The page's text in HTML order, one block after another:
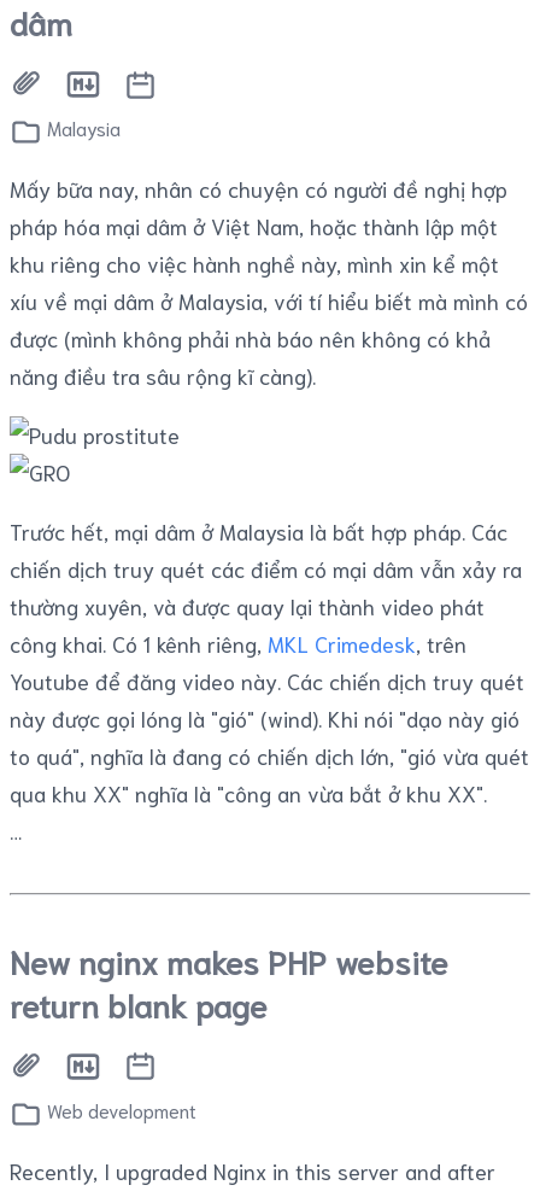
dâm
Malaysia
Mấy bữa nay, nhân có chuyện có người đề nghị hợp
pháp hóa mại dâm ở Việt Nam, hoặc thành lập một
khu riêng cho việc hành nghề này, mình xin kể một
xíu về mại dâm ở Malaysia, với tí hiểu biết mà mình có
được (mình không phải nhà báo nên không có khả
năng điều tra sâu rộng kĩ càng).
Trước hết, mại dâm ở Malaysia là bất hợp pháp. Các
chiến dịch truy quét các điểm có mại dâm vẫn xảy ra
thường xuyên, và được quay lại thành video phát
công khai. Có 1 kênh riêng, MKL Crimedesk, trên
Youtube để đăng video này. Các chiến dịch truy quét
này được gọi lóng là "gió" (wind). Khi nói "dạo này gió
to quá", nghĩa là đang có chiến dịch lớn, "gió vừa quét
qua khu XX" nghĩa là "công an vừa bắt ở khu XX".
New nginx makes PHP website
return blank page
Web development
Recently, I upgraded Nginx in this server and after